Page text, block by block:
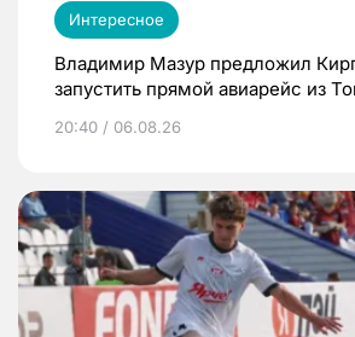
Интересное
Владимир Мазур предложил
запустить прямой авиарейс из
20:40 / 06.08.26